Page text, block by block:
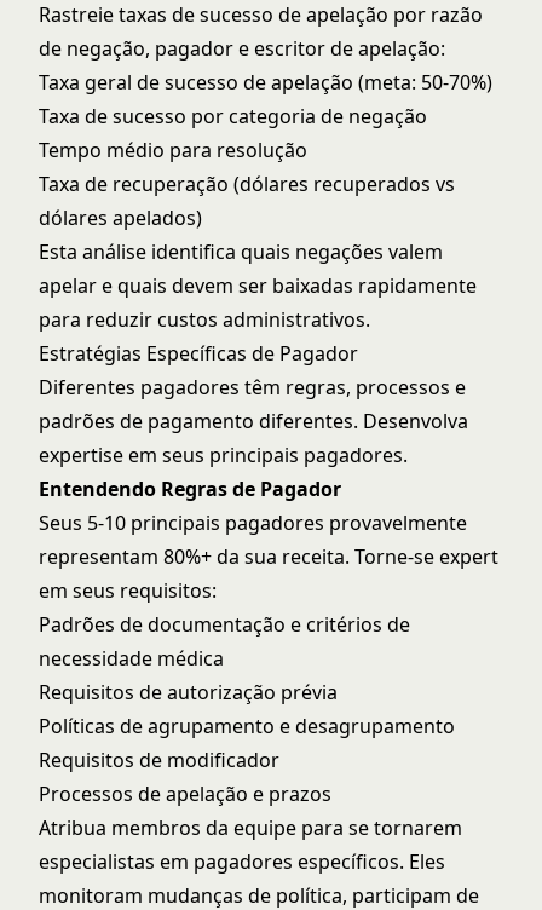
Rastreie taxas de sucesso de apelação por razão
de negação, pagador e escritor de apelação:
Taxa geral de sucesso de apelação (meta: 50-70%)
Taxa de sucesso por categoria de negação
Tempo médio para resolução
Taxa de recuperação (dólares recuperados vs
dólares apelados)
Esta análise identifica quais negações valem
apelar e quais devem ser baixadas rapidamente
para reduzir custos administrativos.
Estratégias Específicas de Pagador
Diferentes pagadores têm regras, processos e
padrões de pagamento diferentes. Desenvolva
expertise em seus principais pagadores.
Entendendo Regras de Pagador
Seus 5-10 principais pagadores provavelmente
representam 80%+ da sua receita. Torne-se expert
em seus requisitos:
Padrões de documentação e critérios de
necessidade médica
Requisitos de autorização prévia
Políticas de agrupamento e desagrupamento
Requisitos de modificador
Processos de apelação e prazos
Atribua membros da equipe para se tornarem
especialistas em pagadores específicos. Eles
monitoram mudanças de política, participam de